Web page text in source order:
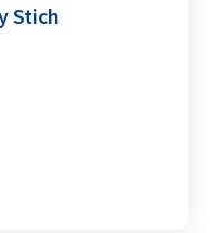
Stich